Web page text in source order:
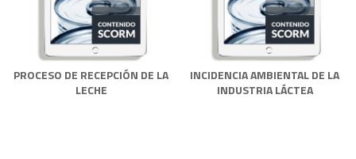
PROCESO DE RECEPCIÓN DE LA
LECHE
INCIDENCIA AMBIENTAL DE LA
INDUSTRIA LÁCTEA